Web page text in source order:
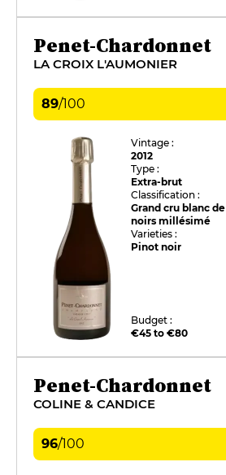
Penet-Chardonnet
LA CROIX L'AUMONIER
89/100
Vintage :
2012
Type :
Extra-brut
Classification :
Grand cru blanc de
noirs millésimé
Varieties :
Pinot noir
Budget :
€45 to €80
Penet-Chardonnet
COLINE & CANDICE
96/100